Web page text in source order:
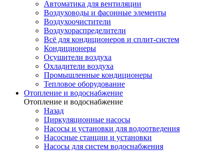
Автоматика для вентиляции
Воздуховоды и фасонные элементы
Воздухоочистители
Воздухораспределители
Всё для кондиционеров и сплит-систем
Кондиционеры
Осушители воздуха
Охладители воздуха
Промышленные кондиционеры
Тепловое оборудование
Отопление и водоснабжение
Отопление и водоснабжение
Назад
Циркуляционные насосы
Насосы и установки для водоотведения
Насосные станции и установки
Насосы для систем водоснабжения